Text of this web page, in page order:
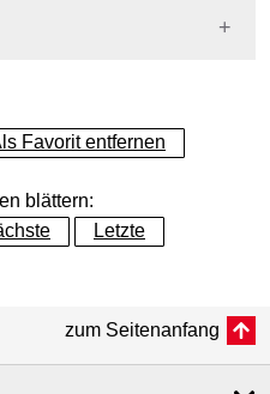
Favorit entfernen
blättern:
Letzte
zum Seitenanfang